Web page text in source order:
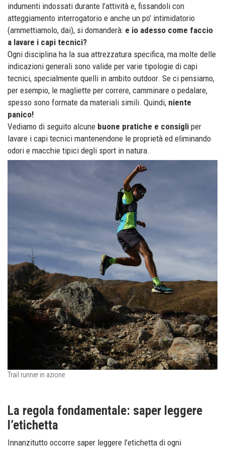
indumenti indossati durante l’attività e, fissandoli con
atteggiamento interrogatorio e anche un po’ intimidatorio
(ammettiamolo, dai), si domanderà: e io adesso come faccio
a lavare i capi tecnici?
Ogni disciplina ha la sua attrezzatura specifica, ma molte delle
indicazioni generali sono valide per varie tipologie di capi
tecnici, specialmente quelli in ambito outdoor. Se ci pensiamo,
per esempio, le magliette per correre, camminare o pedalare,
spesso sono formate da materiali simili. Quindi, niente
panico!
Vediamo di seguito alcune buone pratiche e consigli per
lavare i capi tecnici mantenendone le proprietà ed eliminando
odori e macchie tipici degli sport in natura.
Trail runner in azione
La regola fondamentale: saper leggere
l’etichetta
Innanzitutto occorre saper leggere l’etichetta di ogni